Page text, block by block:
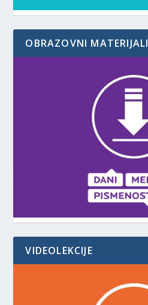
OBRAZOVNI MATERIJALI
VIDEOLEKCIJE